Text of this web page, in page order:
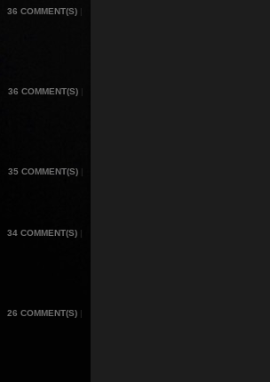
36 COMMENT(S)
36 COMMENT(S) |
35 COMMENT(S) |
34 COMMENT(S) |
26 COMMENT(S) |